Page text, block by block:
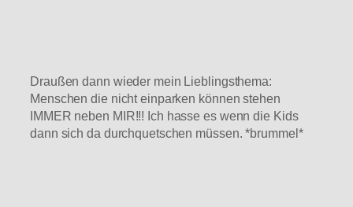
Draußen dann wieder mein Lieblingsthema:
Menschen die nicht einparken können stehen
IMMER neben MIR!!! Ich hasse es wenn die Kids
dann sich da durchquetschen müssen. *brummel*